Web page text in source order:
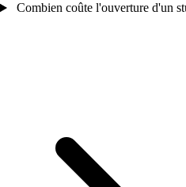
Combien coûte l'ouverture d'un